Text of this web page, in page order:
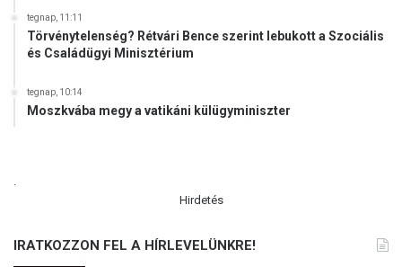
tegnap, 11:11
Törvénytelenség? Rétvári Bence szerint lebukott a Szociális
és Családügyi Minisztérium
tegnap, 10:14
Moszkvába megy a vatikáni külügyminiszter
.
Hirdetés
IRATKOZZON FEL A HÍRLEVELÜNKRE!